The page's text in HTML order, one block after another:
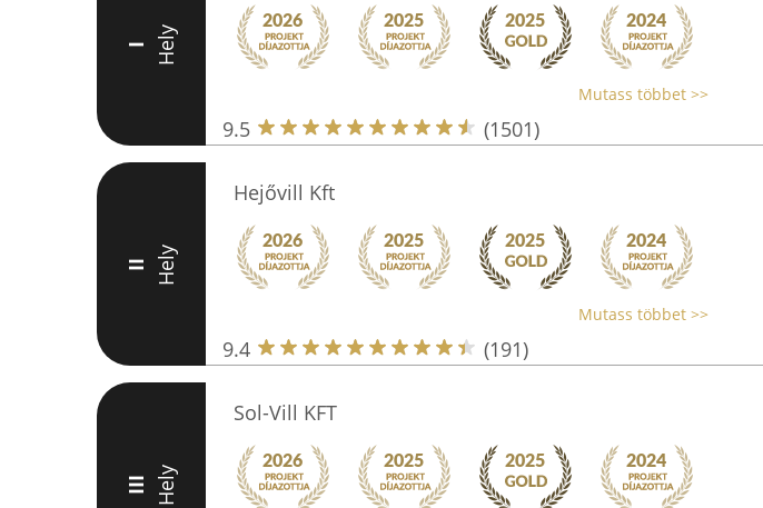
I Hely
Mutass többet >>
9.5 (1501)
II Hely
Hejővill Kft
Mutass többet >>
9.4 (191)
III Hely
Sol-Vill KFT